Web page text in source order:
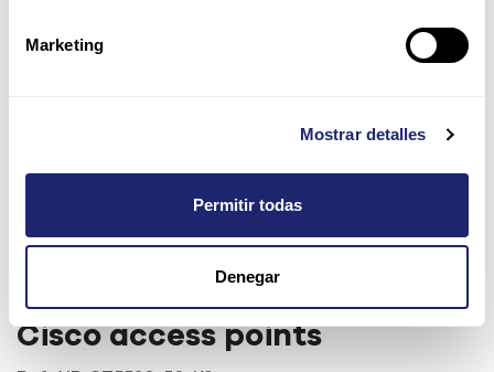
Marketing
Mostrar detalles
Permitir todas
Denegar
Cisco 5520 Wireless
Controller para up to 50
Cisco access points